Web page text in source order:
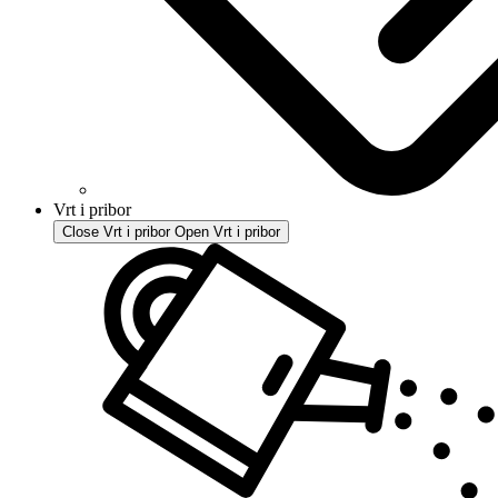
Vrt i pribor
Close Vrt i pribor Open Vrt i pribor